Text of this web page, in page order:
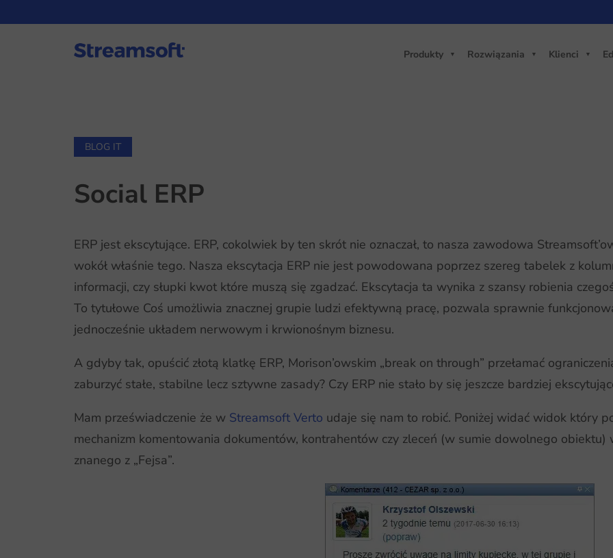
Produkty Rozwiązania Klienci
BLOG IT
Social ERP
ERP jest ekscytujące. ERP, cokolwiek by ten skrót nie oznaczał, to nasza zawodowa
wokół właśnie tego. Nasza ekscytacja ERP nie jest powodowana poprzez szereg tabelek z
informacji, czy słupki kwot które muszą się zgadzać. Ekscytacja ta wynika z szansy robienia
To tytułowe Coś umożliwia znacznej grupie ludzi efektywną pracę, pozwala sprawnie
jednocześnie układem nerwowym i krwionośnym biznesu.
A gdyby tak, opuścić złotą klatkę ERP, Morison’owskim „break on through” przełamać
zaburzyć stałe, stabilne lecz sztywne zasady? Czy ERP nie stało by się jeszcze bardziej
Mam przeświadczenie że w Streamsoft Verto udaje się nam to robić. Poniżej widać widok który
mechanizm komentowania dokumentów, kontrahentów czy zleceń (w sumie dowolnego
znanego z „Fejsa”.